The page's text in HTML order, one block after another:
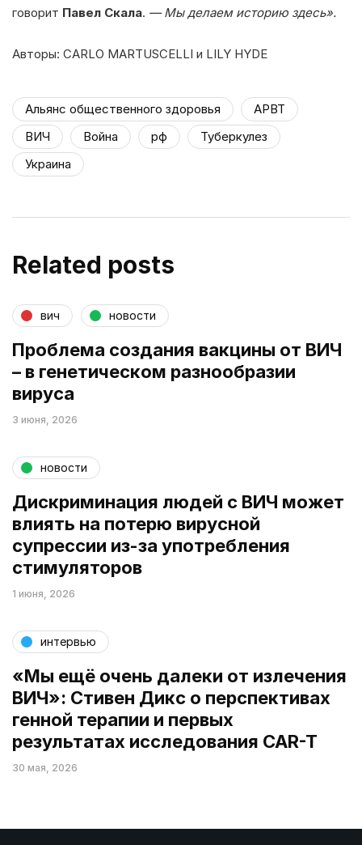
говорит Павел Скала. — Мы делаем историю здесь».
Авторы: CARLO MARTUSCELLI и LILY HYDE
Альянс общественного здоровья
АРВТ
ВИЧ
Война рф
Туберкулез
Украина
Related posts
вич новости
Проблема создания вакцины от ВИЧ
– в генетическом разнообразии
вируса
3 июня, 2026
новости
Дискриминация людей с ВИЧ может
влиять на потерю вирусной
супрессии из-за употребления
стимуляторов
1 июня, 2026
интервью
«Мы ещё очень далеки от излечения
ВИЧ»: Стивен Дикс о перспективах
генной терапии и первых
результатах исследования CAR-T
30 мая, 2026